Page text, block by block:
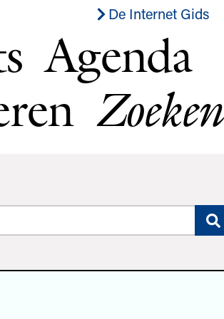
De Internet Gids
Agenda
Zoeken